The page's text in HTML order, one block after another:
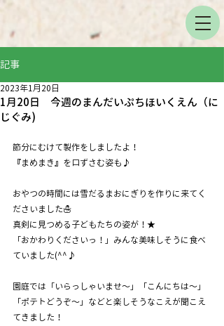
記事
1月20日 今週のまんだいぷちほいくえん（に
じぐみ)
2023年1月20日
節分にむけて製作をしましたよ！
『まめまき』を口ずさむ姿も♪
おやつの時間には雪だるまおにぎりを作りに来てく
ださいました☃
真剣に見つめる子どもたちの姿が！★
「おかわりくださいっ！」みんな美味しそうに食べ
ていました(^^♪
園庭では「いらっしゃいませ～」「こんにちは～」
「ポテトどうぞ～」などと楽しそうなこえが聞こえ
てきました！